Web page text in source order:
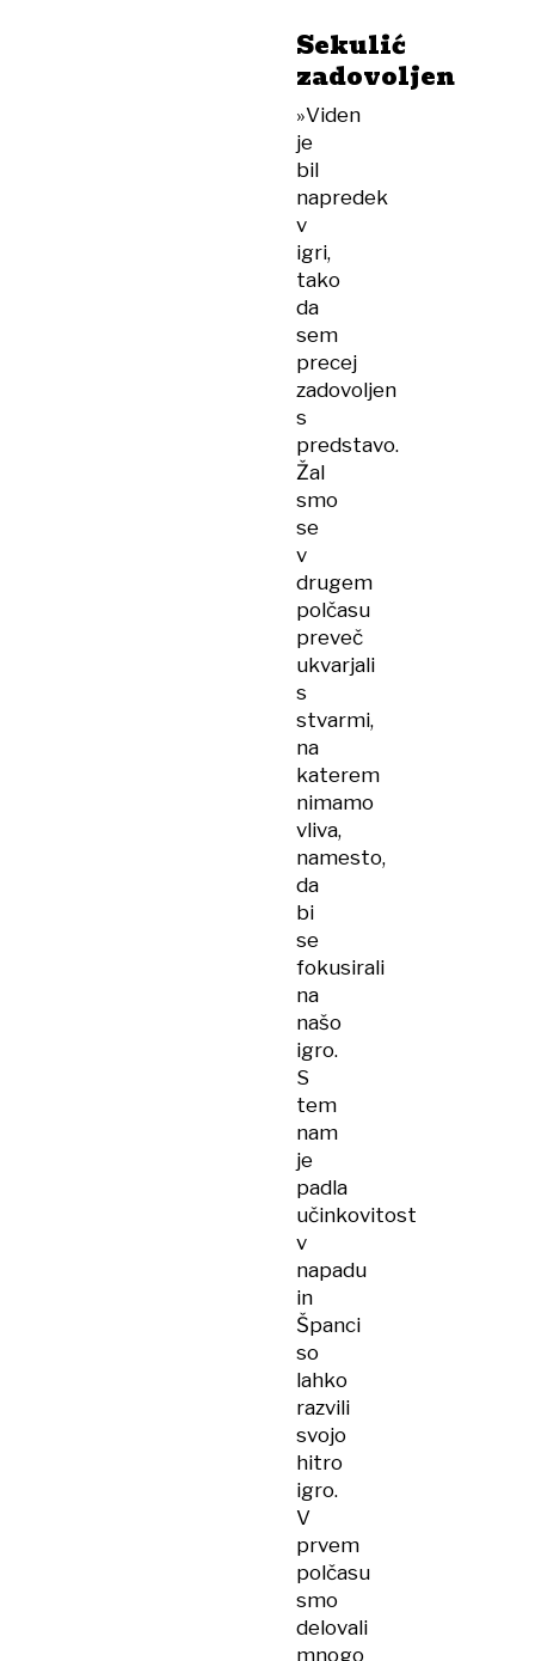
Sekulić
zadovoljen
»Viden
je
bil
napredek
v
igri,
tako
da
sem
precej
zadovoljen
s
predstavo.
Žal
smo
se
v
drugem
polčasu
preveč
ukvarjali
s
stvarmi,
na
katerem
nimamo
vliva,
namesto,
da
bi
se
fokusirali
na
našo
igro.
S
tem
nam
je
padla
učinkovitost
v
napadu
in
Španci
so
lahko
razvili
svojo
hitro
igro.
V
prvem
polčasu
smo
delovali
mnogo